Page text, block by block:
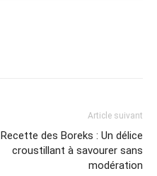
Article suivant
Recette des Boreks : Un délice
croustillant à savourer sans
modération